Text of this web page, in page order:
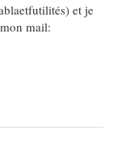
et je
mail: